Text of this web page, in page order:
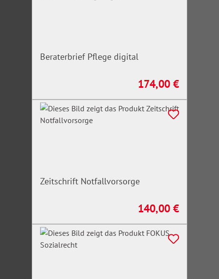
Beraterbrief Pflege digital
Regulärer Preis:
174,00 €
Zeitschrift Notfallvorsorge
Regulärer Preis:
140,00 €